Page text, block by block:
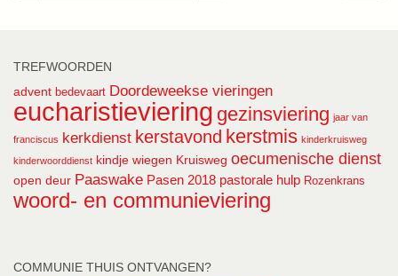
TREFWOORDEN
advent bedevaart Doordeweekse vieringen
eucharistieviering gezinsviering jaar van
franciscus kerkdienst kerstavond kerstmis kinderkruisweg
kinderwoorddienst kindje wiegen Kruisweg oecumenische dienst
open deur Paaswake Pasen 2018 pastorale hulp Rozenkrans
woord- en communieviering
COMMUNIE THUIS ONTVANGEN?